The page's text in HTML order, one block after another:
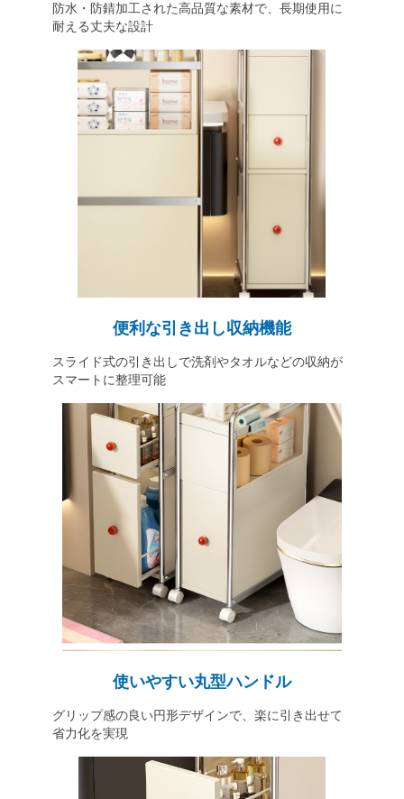
防水・防錆加工された高品質な素材で、長期使用に
耐える丈夫な設計
便利な引き出し収納機能
スライド式の引き出しで洗剤やタオルなどの収納が
スマートに整理可能
使いやすい丸型ハンドル
グリップ感の良い円形デザインで、楽に引き出せて
省力化を実現